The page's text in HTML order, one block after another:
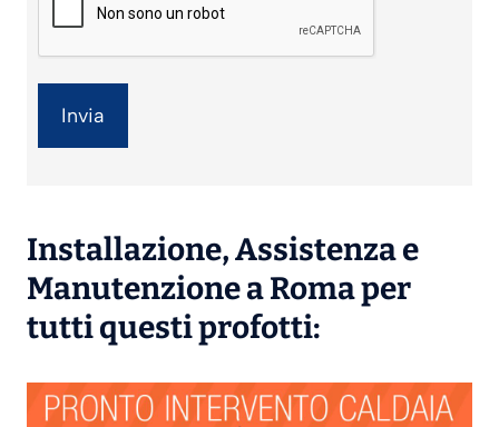
Installazione,Assistenzae
Manutenzionea Roma per
tutti questi profotti: